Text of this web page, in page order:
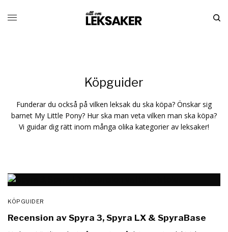
Köpguider
Funderar du också på vilken leksak du ska köpa? Önskar sig
barnet My Little Pony? Hur ska man veta vilken man ska köpa?
Vi guidar dig rätt inom många olika kategorier av leksaker!
KÖPGUIDER
Recension av Spyra 3, Spyra LX & SpyraBase